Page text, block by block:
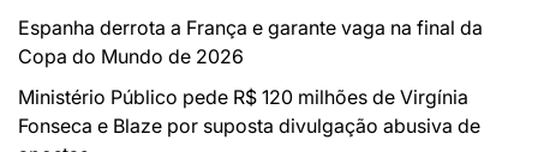
Espanha derrota a França e garante vaga na final da
Copa do Mundo de 2026
Ministério Público pede R$ 120 milhões de Virgínia
Fonseca e Blaze por suposta divulgação abusiva de